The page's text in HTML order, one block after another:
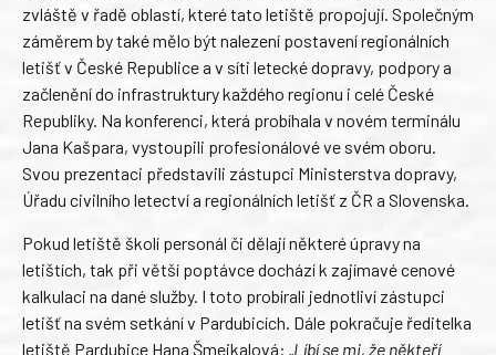
zvláště v řadě oblastí, které tato letiště propojují. Společným
záměrem by také mělo být nalezení postavení regionálních
letišť v České Republice a v síti letecké dopravy, podpory a
začlenění do infrastruktury každého regionu i celé České
Republiky. Na konferenci, která probíhala v novém terminálu
Jana Kašpara, vystoupili profesionálové ve svém oboru.
Svou prezentaci představili zástupci Ministerstva dopravy,
Úřadu civilního letectví a regionálních letišť z ČR a Slovenska.
Pokud letiště školí personál či dělají některé úpravy na
letištích, tak při větší poptávce dochází k zajímavé cenové
kalkulaci na dané služby. I toto probírali jednotliví zástupci
letišť na svém setkání v Pardubicích. Dále pokračuje ředitelka
letiště Pardubice Hana Šmejkalová: „Líbí se mi, že někteří